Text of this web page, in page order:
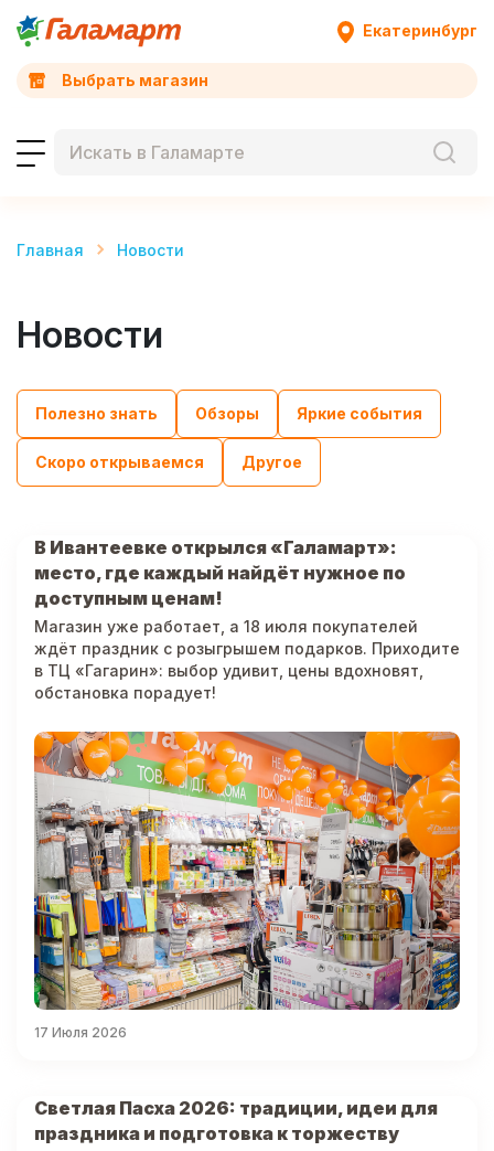
Екатеринбург
Выбрать магазин
Главная Новости
Новости
Полезно знать Обзоры Яркие события
Скоро открываемся Другое
17 Июля 2026
В Ивантеевке открылся «Галамарт»:
место, где каждый найдёт нужное по
доступным ценам!
Магазин уже работает, а 18 июля покупателей
ждёт праздник с розыгрышем подарков. Приходите
в ТЦ «Гагарин»: выбор удивит, цены вдохновят,
обстановка порадует!
Светлая Пасха 2026: традиции, идеи для
праздника и подготовка к торжеству